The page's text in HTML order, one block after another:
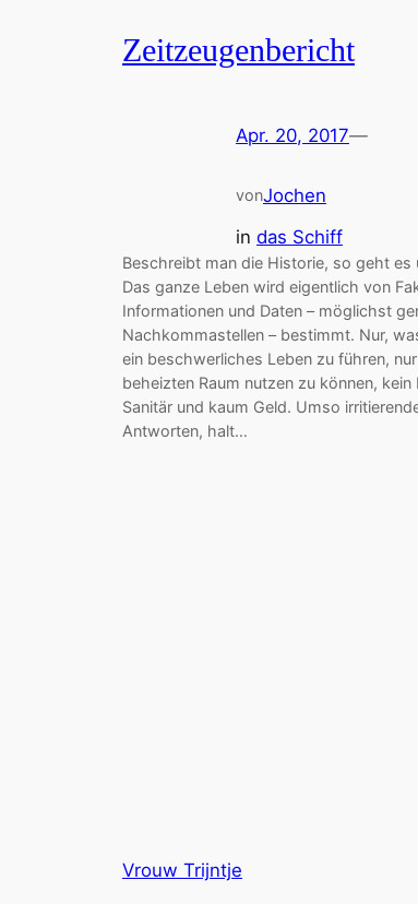
Zeitzeugenbericht
Apr. 20, 2017—
vonJochen
in das Schiff
Beschreibt man die Historie, so geht es
Das ganze Leben wird eigentlich von
Informationen und Daten – möglichst
Nachkommastellen – bestimmt. Nur,
ein beschwerliches Leben zu führen,
beheizten Raum nutzen zu können, kein
Sanitär und kaum Geld. Umso
Antworten, halt…
Vrouw Trijntje